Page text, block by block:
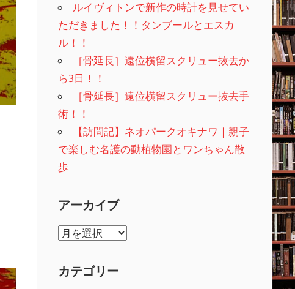
ルイヴィトンで新作の時計を見せてい
ただきました！！タンブールとエスカ
ル！！
［骨延長］遠位横留スクリュー抜去か
ら3日！！
［骨延長］遠位横留スクリュー抜去手
術！！
【訪問記】ネオパークオキナワ｜親子
で楽しむ名護の動植物園とワンちゃん散
歩
アーカイブ
ア
カ
カテゴリー